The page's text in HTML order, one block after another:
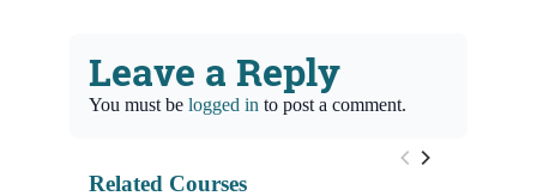
Leave a Reply
You must be logged in to post a comment.
Related Courses